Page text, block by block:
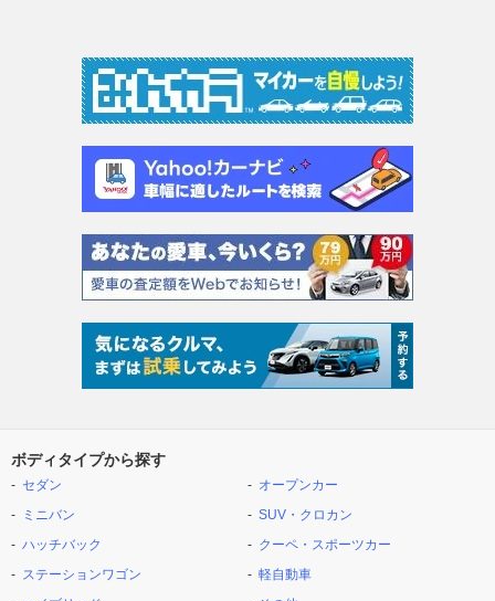
ボディタイプから探す
セダン
ミニバン
ハッチバック
ステーションワゴン
オープンカー
SUV・クロカン
クーペ・スポーツカー
軽自動車